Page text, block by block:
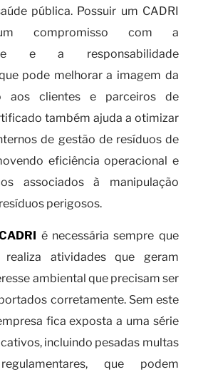
pública. Possuir um CADRI
compromisso com a
e a responsabilidade
pode melhorar a imagem da
aos clientes e parceiros de
também ajuda a otimizar
de gestão de resíduos de
eficiência operacional e
associados à manipulação
perigosos.
é necessária sempre que
realiza atividades que geram
ambiental que precisam ser
corretamente. Sem este
fica exposta a uma série
incluindo pesadas multas
que podem